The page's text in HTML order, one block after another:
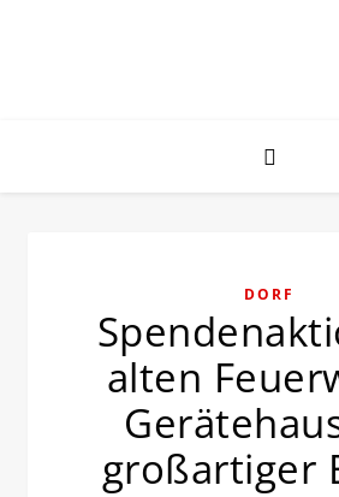
DORF
alten
großartiger